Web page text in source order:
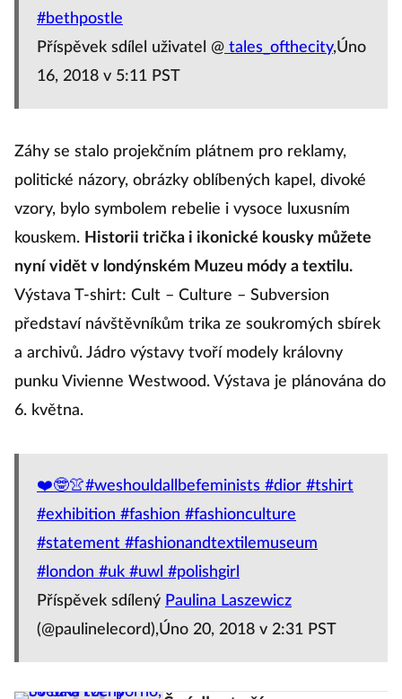
#bethpostle
Příspěvek sdílel uživatel @ tales_ofthecity,Úno
16, 2018 v 5:11 PST
Záhy se stalo projekčním plátnem pro reklamy,
politické názory, obrázky oblíbených kapel, divoké
vzory, bylo symbolem rebelie i vysoce luxusním
kouskem. Historii trička i ikonické kousky můžete
nyní vidět v londýnském Muzeu módy a textilu.
Výstava T-shirt: Cult – Culture – Subversion
představí návštěvníkům trika ze soukromých sbírek
a archivů. Jádro výstavy tvoří modely královny
punku Vivienne Westwood. Výstava je plánována do
6. května.
❤️🤓👚#weshouldallbefeminists #dior #tshirt
#exhibition #fashion #fashionculture
#statement #fashionandtextilemuseum
#london #uk #uwl #polishgirl
Příspěvek sdílený Paulina Laszewicz
(@paulinelecord),Úno 20, 2018 v 2:31 PST